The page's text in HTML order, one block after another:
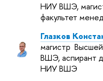
НИУ ВШЭ,
факультет
Глазков
магистр
ВШЭ, аспирант
НИУ ВШЭ